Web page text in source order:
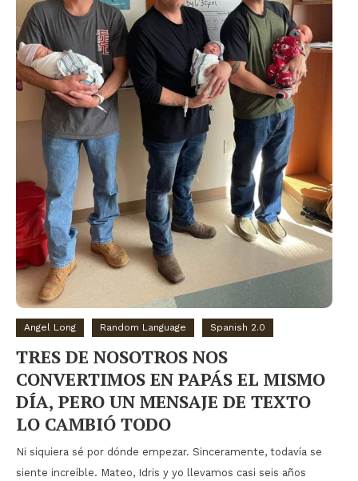
Angel Long Random Language Spanish 2.0
TRES DE NOSOTROS NOS
CONVERTIMOS EN PAPÁS EL MISMO
DÍA, PERO UN MENSAJE DE TEXTO
LO CAMBIÓ TODO
Ni siquiera sé por dónde empezar. Sinceramente, todavía se
siente increíble. Mateo, Idris y yo llevamos casi seis años